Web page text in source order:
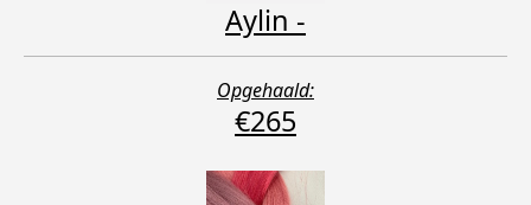
Aylin -
Opgehaald:
€265